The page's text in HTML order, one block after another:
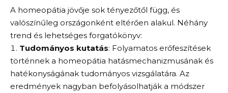
A homeopátia jövője sok tényezőtől függ, és
valószínűleg országonként eltérően alakul. Néhány
trend és lehetséges forgatókönyv:
Tudományos kutatás: Folyamatos erőfeszítések
történnek a homeopátia hatásmechanizmusának és
hatékonyságának tudományos vizsgálatára. Az
eredmények nagyban befolyásolhatják a módszer